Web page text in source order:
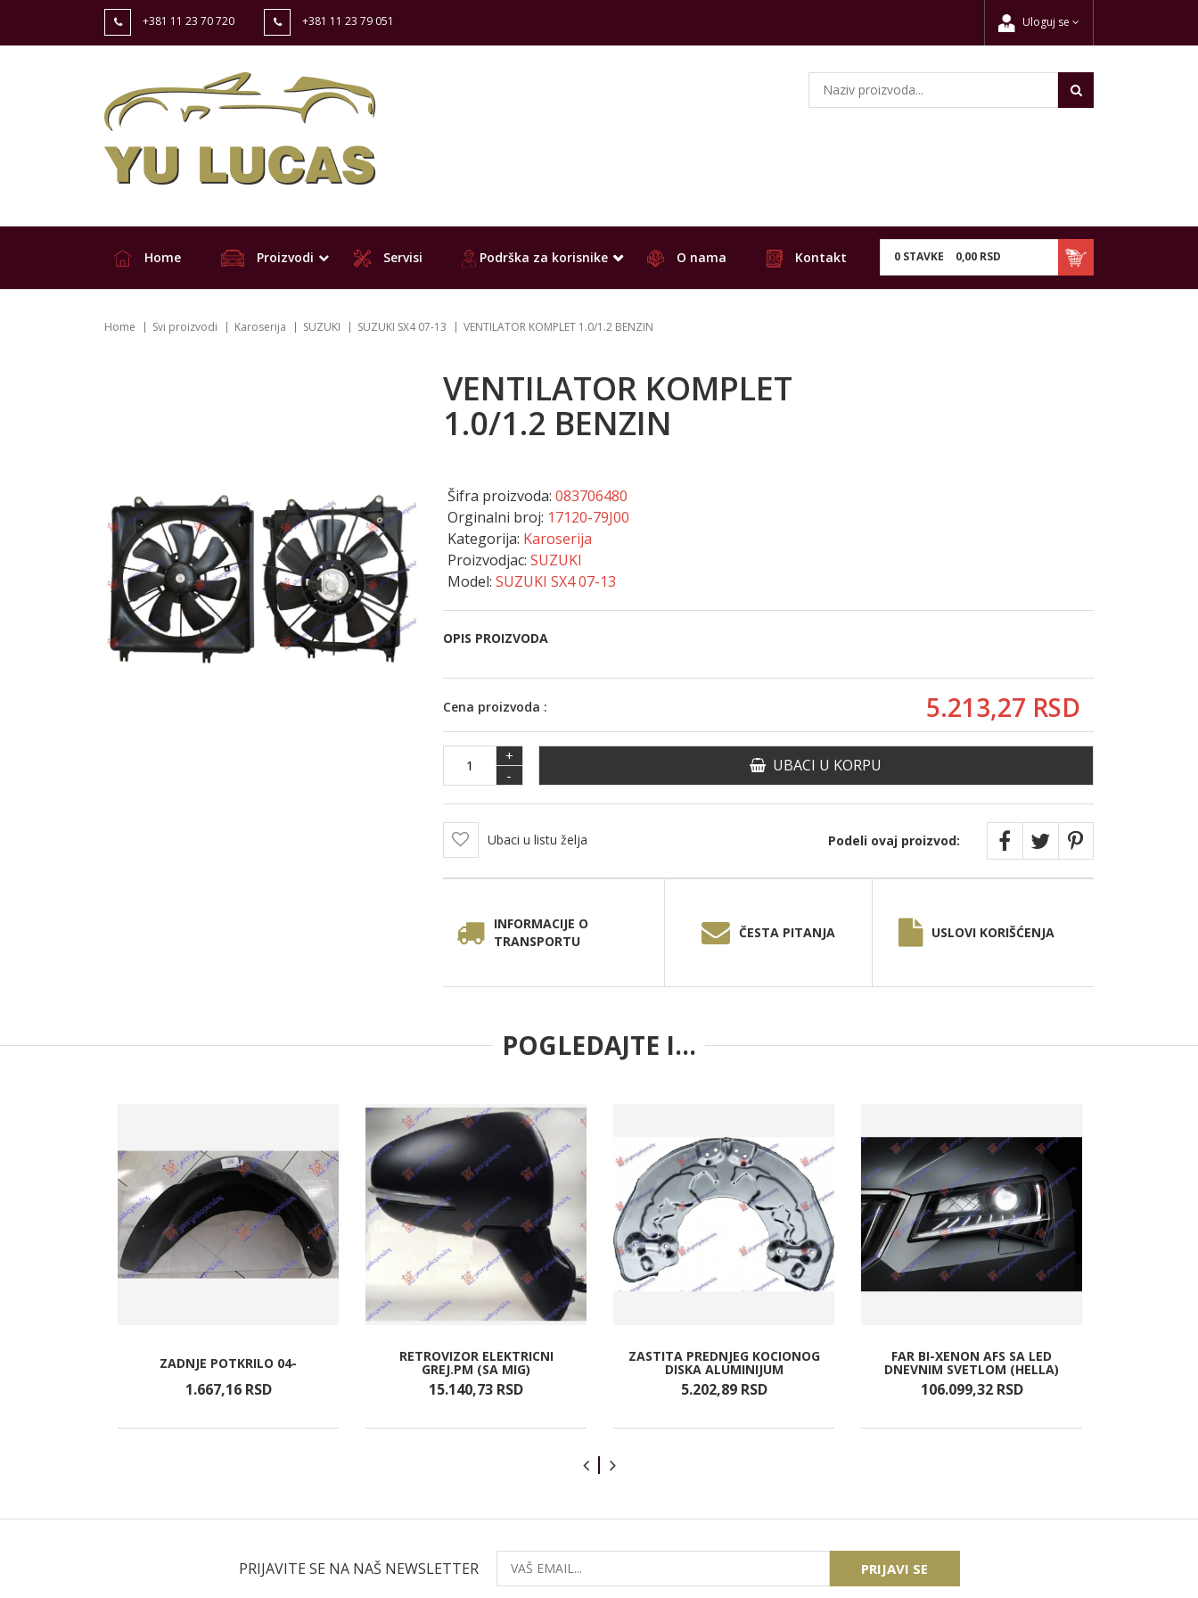
+381 11 23 70 720 +381 11 23 79 051 Uloguj se
0 STAVKE 0,00 RSD
Home Proizvodi Servisi Podrška za korisnike O nama Kontakt
Home Svi proizvodi Karoserija SUZUKI SUZUKI SX4 07-13 VENTILATOR KOMPLET 1.0/1.2 BENZIN
VENTILATOR KOMPLET
1.0/1.2 BENZIN
Šifra proizvoda: 083706480
Orginalni broj: 17120-79J00
Kategorija: Karoserija
Proizvodjac: SUZUKI
Model: SUZUKI SX4 07-13
OPIS PROIZVODA
Cena proizvoda : 5.213,27 RSD
+
-
UBACI U KORPU
Ubaci u listu želja Podeli ovaj proizvod:
INFORMACIJE O
TRANSPORTU
ČESTA PITANJA USLOVI KORIŠĆENJA
POGLEDAJTE I...
ZADNJE POTKRILO 04-
1.667,16 RSD
RETROVIZOR ELEKTRICNI
GREJ.PM (SA MIG)
15.140,73 RSD
ZASTITA PREDNJEG KOCIONOG
DISKA ALUMINIJUM
5.202,89 RSD
FAR BI-XENON AFS SA LED
DNEVNIM SVETLOM (HELLA)
106.099,32 RSD
PRIJAVITE SE NA NAŠ NEWSLETTER PRIJAVI SE